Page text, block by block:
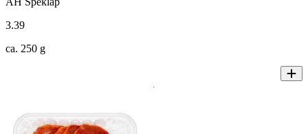
3.39
ca. 250 g